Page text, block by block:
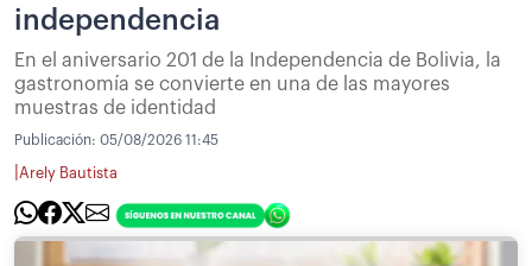
independencia
En el aniversario 201 de la Independencia de Bolivia, la
gastronomía se convierte en una de las mayores
muestras de identidad
Publicación: 05/08/2026 11:45
Arely Bautista